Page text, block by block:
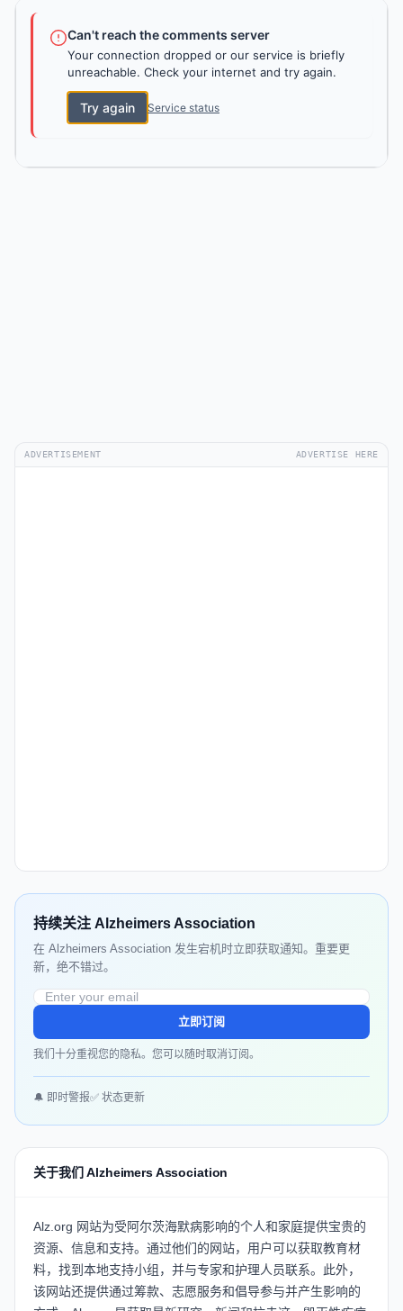
Can't reach the comments server
Your connection dropped or our service is briefly
unreachable. Check your internet and try again.
Try again Service status
ADVERTISEMENT ADVERTISE HERE
持续关注 Alzheimers Association
在 Alzheimers Association 发生宕机时立即获取通知。重要更
新，绝不错过。
立即订阅
我们十分重视您的隐私。您可以随时取消订阅。
🔔 即时警报✅ 状态更新
关于我们 Alzheimers Association
Alz.org 网站为受阿尔茨海默病影响的个人和家庭提供宝贵的
资源、信息和支持。通过他们的网站，用户可以获取教育材
料，找到本地支持小组，并与专家和护理人员联系。此外，
该网站还提供通过筹款、志愿服务和倡导参与并产生影响的